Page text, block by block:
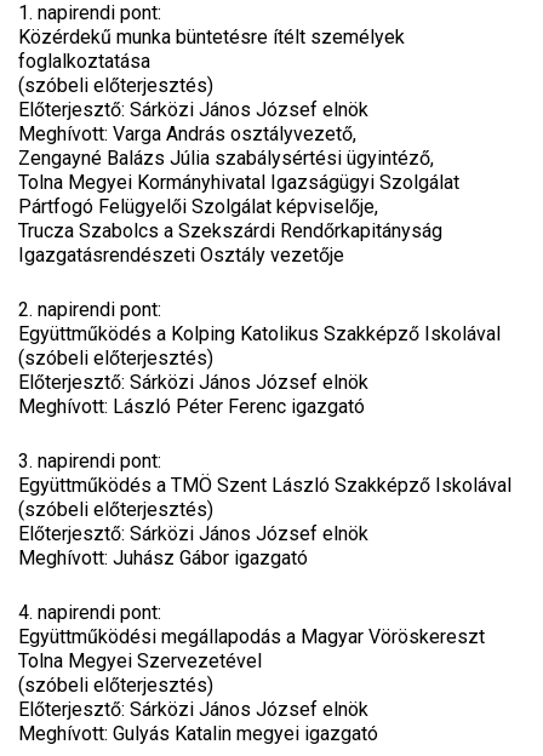
1. napirendi pont:
Közérdekű munka büntetésre ítélt személyek
foglalkoztatása
(szóbeli előterjesztés)
Előterjesztő: Sárközi János József elnök
Meghívott: Varga András osztályvezető,
Zengayné Balázs Júlia szabálysértési ügyintéző,
Tolna Megyei Kormányhivatal Igazságügyi Szolgálat
Pártfogó Felügyelői Szolgálat képviselője,
Trucza Szabolcs a Szekszárdi Rendőrkapitányság
Igazgatásrendészeti Osztály vezetője
2. napirendi pont:
Együttműködés a Kolping Katolikus Szakképző Iskolával
(szóbeli előterjesztés)
Előterjesztő: Sárközi János József elnök
Meghívott: László Péter Ferenc igazgató
3. napirendi pont:
Együttműködés a TMÖ Szent László Szakképző Iskolával
(szóbeli előterjesztés)
Előterjesztő: Sárközi János József elnök
Meghívott: Juhász Gábor igazgató
4. napirendi pont:
Együttműködési megállapodás a Magyar Vöröskereszt
Tolna Megyei Szervezetével
(szóbeli előterjesztés)
Előterjesztő: Sárközi János József elnök
Meghívott: Gulyás Katalin megyei igazgató